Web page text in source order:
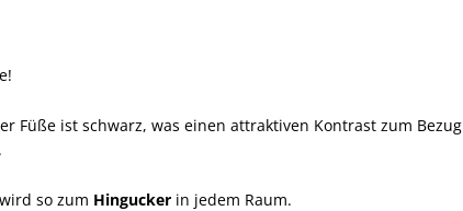
Füße ist schwarz, was einen attraktiven Kontrast zum Bezug
so zum Hingucker in jedem Raum.